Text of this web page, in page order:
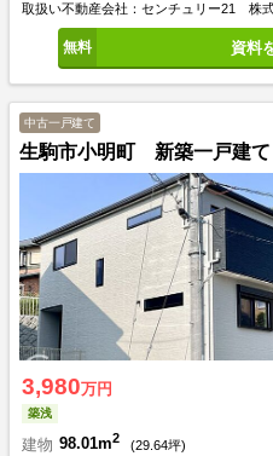
取扱い不動産会社：センチュリー21 株
資料
中古一戸建て
生駒市小明町 新築一戸建
3,980万円
築浅
建物 98.01m2 (29.64坪)